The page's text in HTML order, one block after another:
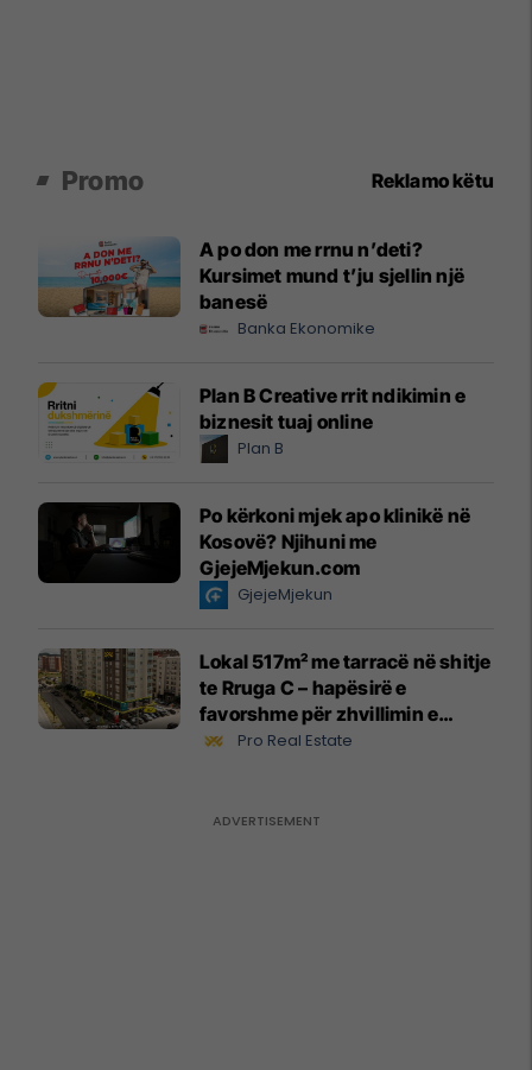
Promo Reklamo këtu
A po don me rrnu n’deti?
Kursimet mund t’ju sjellin një
banesë
Banka Ekonomike
Plan B Creative rrit ndikimin e
biznesit tuaj online
Plan B
Po kërkoni mjek apo klinikë në
Kosovë? Njihuni me
GjejeMjekun.com
GjejeMjekun
Lokal 517m² me tarracë në shitje
te Rruga C – hapësirë e
favorshme për zhvillimin e
biznesit #15796
Pro Real Estate